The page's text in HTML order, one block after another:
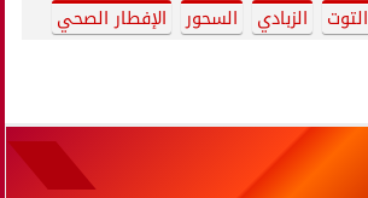
التوت الزبادي السحور الإفطار الصحي